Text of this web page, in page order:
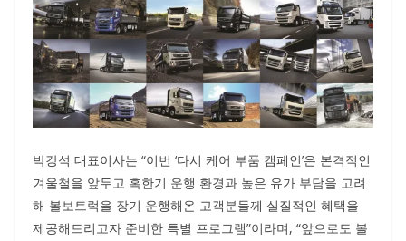
박강석 대표이사는 “이번 ‘다시 케어 부품 캠페인’은 본격적인
겨울철을 앞두고 혹한기 운행 환경과 높은 유가 부담을 고려
해 볼보트럭을 장기 운행해온 고객분들께 실질적인 혜택을
제공해드리고자 준비한 특별 프로그램”이라며, “앞으로도 볼